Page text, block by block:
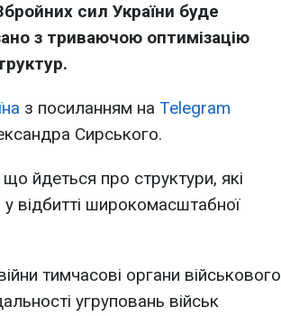
сил України буде
з триваючою оптимізацію
з посиланням на Telegram
Сирського.
йдеться про структури, які
відбитті широкомасштабної
тимчасові органи військового
угруповань військ